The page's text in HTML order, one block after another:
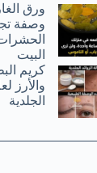
ورق
وصفة
البيت
كريم
والأرز
الجلدية